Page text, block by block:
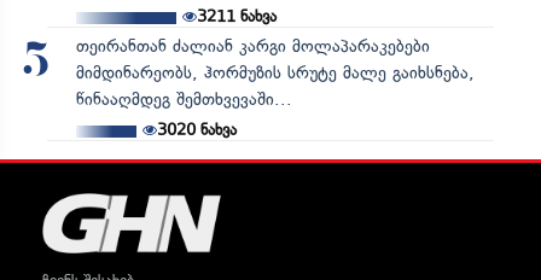
3211ნახვა
5
თეირანთან ძალიან კარგი მოლაპარაკებები
მიმდინარეობს, ჰორმუზის სრუტე მალე გაიხსნება,
წინააღმდეგ შემთხვევაში...
3020ნახვა